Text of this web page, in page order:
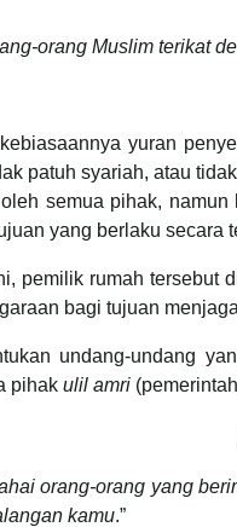
orang Muslim terikat
yuran
patuh syariah, atau
semua pihak,
yang berlaku secara
pemilik rumah tersebut
bagi tujuan
undang-undang
pihak ulil amri
orang-orang yang
kamu.”